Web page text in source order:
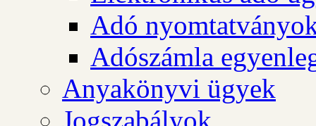
Adó
Adószámla
Anyakönyvi ügyek